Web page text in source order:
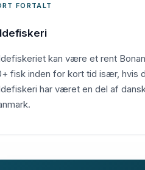
FORTALT
kan være et rent
fisk inden for kort tid især, hvis
har været en del af